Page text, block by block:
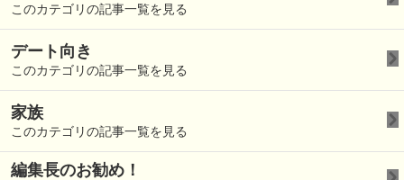
このカテゴリの記事一覧を見る
デート向き
このカテゴリの記事一覧を見る
家族
このカテゴリの記事一覧を見る
編集長のお勧め！